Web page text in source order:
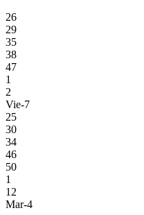
26
29
35
38
47
1
2
Vie-7
25
30
34
46
50
1
12
Mar-4